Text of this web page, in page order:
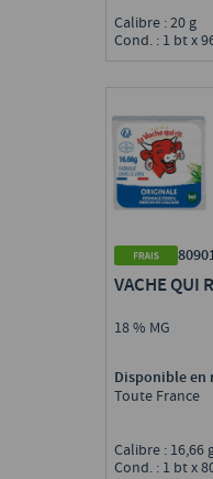
Calibre : 20 g
Cond. : 1 bt x
VACHE QUI
18 % MG
Disponible en
Toute France
Calibre : 16,66
Cond. : 1 bt x